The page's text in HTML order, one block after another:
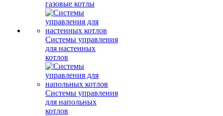
газовые котлы
Системы управления
для настенных
котлов
Системы управления
для напольных
котлов